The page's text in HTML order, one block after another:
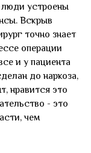
люди устроены
Вскрыв
точно знает
операции
и у пациента
до наркоза,
нравится это
- это
чем